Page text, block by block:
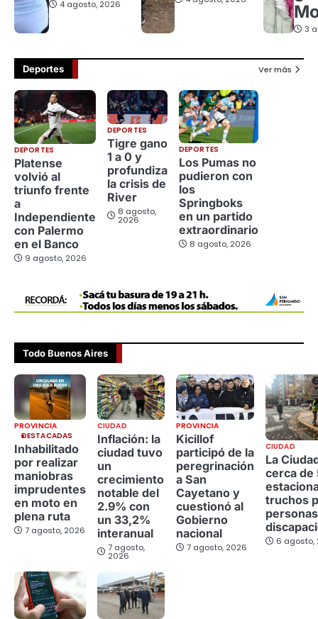
4 agosto, 2026
3
Deportes Ver más
DEPORTES
Platense
volvió al
triunfo frente
a
Independiente
con Palermo
en el Banco
9 agosto, 2026
DEPORTES
Tigre gano
1 a 0 y
profundiza
la crisis de
River
8 agosto,
2026
DEPORTES
Los Pumas no
pudieron con
los
Springboks
en un partido
extraordinario
8 agosto, 2026
Todo Buenos Aires
PROVINCIA
DESTACADAS
Inhabilitado
por realizar
maniobras
imprudentes
en moto en
plena ruta
7 agosto, 2026
CIUDAD
Inflación: la
ciudad tuvo
un
crecimiento
notable del
2.9% con
un 33,2%
interanual
7 agosto,
2026
PROVINCIA
Kicillof
participó de la
peregrinación
a San
Cayetano y
cuestionó al
Gobierno
nacional
7 agosto, 2026
CIUDAD
La
cerca de
truchos
6 agosto,